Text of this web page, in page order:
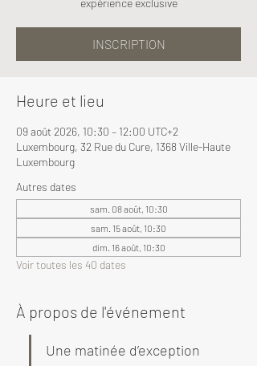
expérience exclusive
INSCRIPTION
Heure et lieu
09 août 2026, 10:30 – 12:00 UTC+2
Luxembourg, 32 Rue du Cure, 1368 Ville-Haute
Luxembourg
Autres dates
sam. 08 août, 10:30
sam. 15 août, 10:30
dim. 16 août, 10:30
Voir toutes les 40 dates
À propos de l'événement
Une matinée d’exception